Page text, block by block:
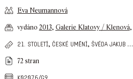
Eva Neumannová
vydáno 2013, Galerie Klatovy / Klenová,
21. století, české umění, švéda jakub …
72 stran